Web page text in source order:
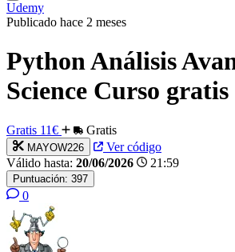
Udemy
Publicado hace 2 meses
Python Análisis
Science Curso gratis
Gratis 11€ Gratis
MAYOW226
Ver código
Válido hasta: 20/06/2026 21:59
Puntuación: 397
0